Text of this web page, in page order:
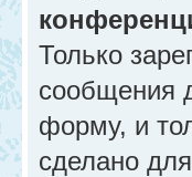
Только
сообщения
форму, и
сделано